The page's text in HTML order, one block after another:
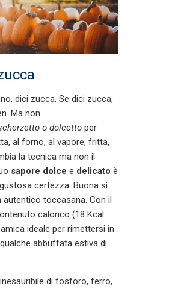
dici zucca. Se dici zucca,
Ma non
o dolcetto per
al forno, al vapore, fritta,
la tecnica ma non il
sapore dolce e delicato è
certezza. Buona sì
autentico toccasana. Con il
calorico (18 Kcal
ideale per rimettersi in
abbuffata estiva di
di fosforo, ferro,